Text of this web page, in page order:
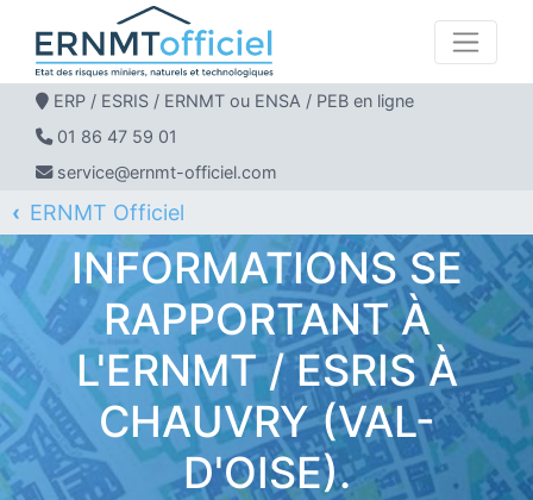
ERP / ESRIS / ERNMT ou ENSA / PEB en ligne
01 86 47 59 01
service@ernmt-officiel.com
ERNMT Officiel
ERP / ESRIS / ERNMT pour CHAUVRY
INFORMATIONS SE
RAPPORTANT À
L'ERNMT / ESRIS À
CHAUVRY (VAL-
D'OISE).